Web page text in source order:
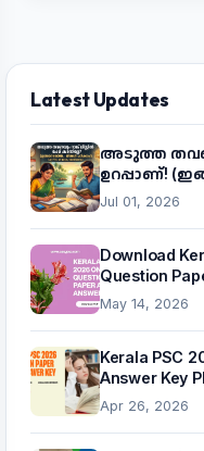
Latest Updates
അടുത്ത
ഉറപ്പാണ്!
Jul 01, 2026
Download
Question
May 14, 2026
Kerala PSC
Answer Key
Apr 26, 2026